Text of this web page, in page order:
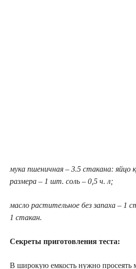
мука пшеничная – 3.5 стакана: яйцо
размера – 1 шт. соль – 0,5 ч. л;
масло растительное без запаха – 1
1 стакан.
Секреты приготовления теста:
В широкую емкость нужно просеять